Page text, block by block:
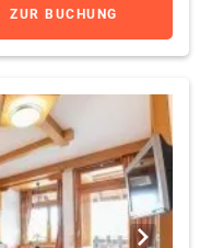
ZUR BUCHUNG